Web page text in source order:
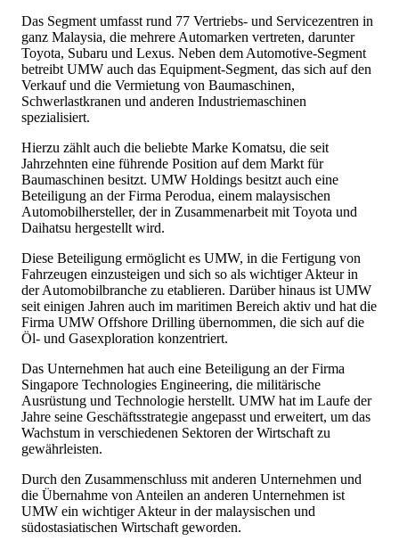
Das Segment umfasst rund 77 Vertriebs- und Servicezentren in
ganz Malaysia, die mehrere Automarken vertreten, darunter
Toyota, Subaru und Lexus. Neben dem Automotive-Segment
betreibt UMW auch das Equipment-Segment, das sich auf den
Verkauf und die Vermietung von Baumaschinen,
Schwerlastkranen und anderen Industriemaschinen
spezialisiert.
Hierzu zählt auch die beliebte Marke Komatsu, die seit
Jahrzehnten eine führende Position auf dem Markt für
Baumaschinen besitzt. UMW Holdings besitzt auch eine
Beteiligung an der Firma Perodua, einem malaysischen
Automobilhersteller, der in Zusammenarbeit mit Toyota und
Daihatsu hergestellt wird.
Diese Beteiligung ermöglicht es UMW, in die Fertigung von
Fahrzeugen einzusteigen und sich so als wichtiger Akteur in
der Automobilbranche zu etablieren. Darüber hinaus ist UMW
seit einigen Jahren auch im maritimen Bereich aktiv und hat die
Firma UMW Offshore Drilling übernommen, die sich auf die
Öl- und Gasexploration konzentriert.
Das Unternehmen hat auch eine Beteiligung an der Firma
Singapore Technologies Engineering, die militärische
Ausrüstung und Technologie herstellt. UMW hat im Laufe der
Jahre seine Geschäftsstrategie angepasst und erweitert, um das
Wachstum in verschiedenen Sektoren der Wirtschaft zu
gewährleisten.
Durch den Zusammenschluss mit anderen Unternehmen und
die Übernahme von Anteilen an anderen Unternehmen ist
UMW ein wichtiger Akteur in der malaysischen und
südostasiatischen Wirtschaft geworden.